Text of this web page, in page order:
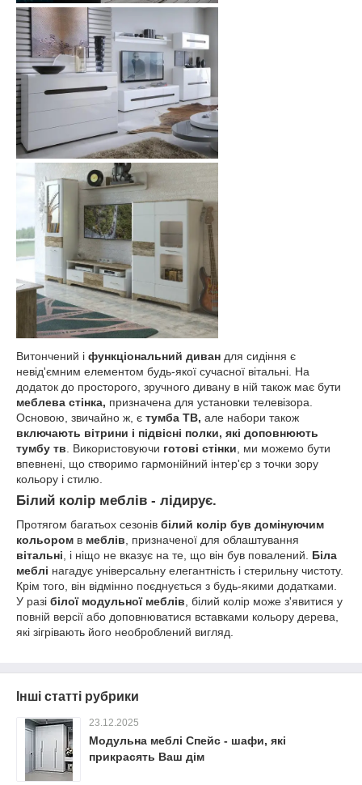
Витончений і функціональний диван для сидіння є
невід'ємним елементом будь-якої сучасної вітальні. На
додаток до просторого, зручного дивану в ній також має бути
меблева стінка, призначена для установки телевізора.
Основою, звичайно ж, є тумба ТВ, але набори також
включають вітрини і підвісні полки, які доповнюють
тумбу тв . Використовуючи готові стінки , ми можемо бути
впевнені, що створимо гармонійний інтер'єр з точки зору
кольору і стилю.
Білий колір меблів - лідирує.
Протягом багатьох сезонів білий колір був домінуючим
кольором в меблів, призначеної для облаштування
вітальні, і ніщо не вказує на те, що він був повалений. Біла
меблі нагадує універсальну елегантність і стерильну чистоту.
Крім того, він відмінно поєднується з будь-якими додатками.
У разі білої модульної меблів, білий колір може з'явитися у
повній версії або доповнюватися вставками кольору дерева,
які зігрівають його необроблений вигляд.
Інші статті рубрики
23.12.2025
Модульна меблі Спейс - шафи, які
прикрасять Ваш дім